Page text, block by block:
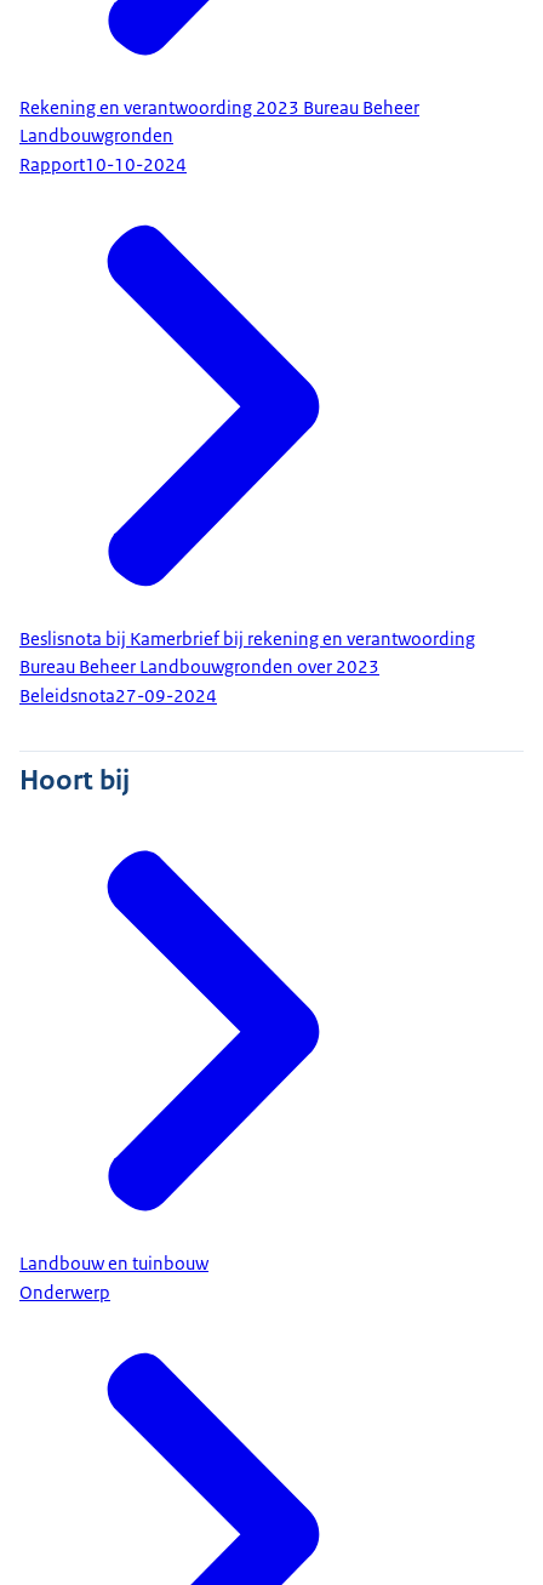
Rekening en verantwoording 2023 Bureau Beheer
Landbouwgronden
Rapport10-10-2024
Beslisnota bij Kamerbrief bij rekening en verantwoording
Bureau Beheer Landbouwgronden over 2023
Beleidsnota27-09-2024
Hoort bij
Landbouw en tuinbouw
Onderwerp